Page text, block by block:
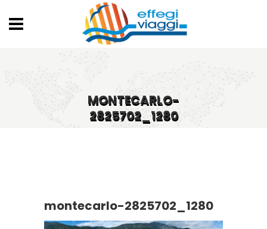
MONTECARLO-
2825702_1280
montecarlo-2825702_1280